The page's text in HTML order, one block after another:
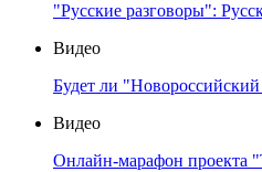
"Русские разговоры":
Видео
Будет ли "Новороссийский
Видео
Онлайн-марафон проекта